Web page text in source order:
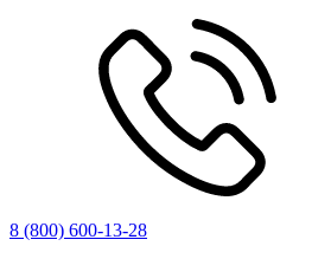
8 (800) 600-13-28